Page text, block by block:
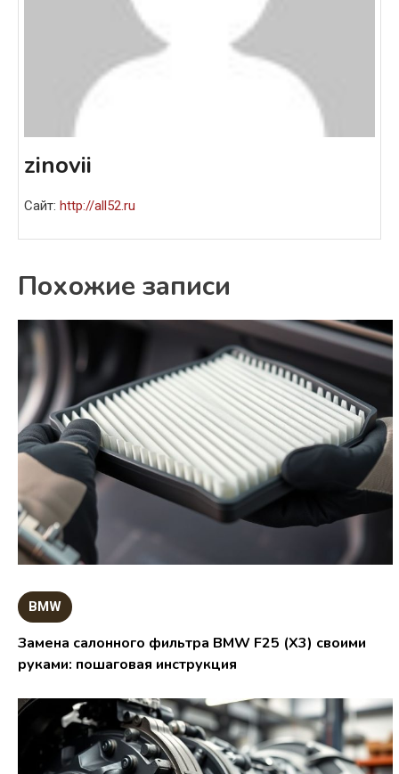
zinovii
Сайт: http://all52.ru
Похожие записи
BMW
Замена салонного фильтра BMW F25 (X3) своими
руками: пошаговая инструкция